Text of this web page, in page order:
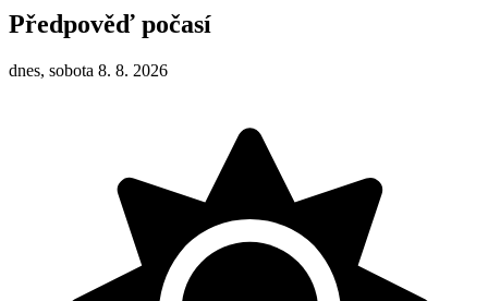
Předpověď počasí
dnes, sobota 8. 8. 2026